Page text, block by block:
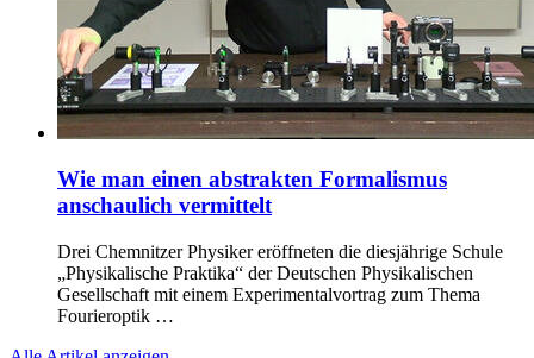
Wie man einen abstrakten Formalismus
anschaulich vermittelt
Drei Chemnitzer Physiker eröffneten die diesjährige Schule
„Physikalische Praktika“ der Deutschen Physikalischen
Gesellschaft mit einem Experimentalvortrag zum Thema
Fourieroptik …